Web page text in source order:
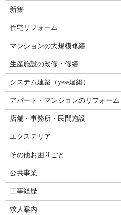
新築
住宅リフォーム
マンションの大規模修繕
生産施設の改修・修繕
システム建築（yess建築）
アパート・マンションのリフォーム
店舗・事務所・民間施設
エクステリア
その他お困りごと
公共事業
工事経歴
求人案内